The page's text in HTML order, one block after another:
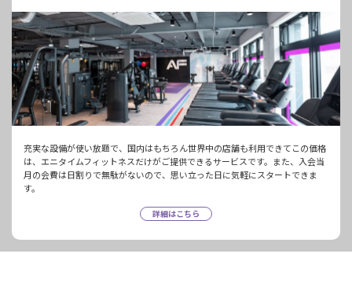
充実な設備が使い放題で、国内はもちろん世界中の店舗も利用できてこの価格
は、エニタイムフィットネスだけがご提供できるサービスです。また、入会当
月の会費は日割りで無駄がないので、思い立った日に気軽にスタートできま
す。
詳細はこちら